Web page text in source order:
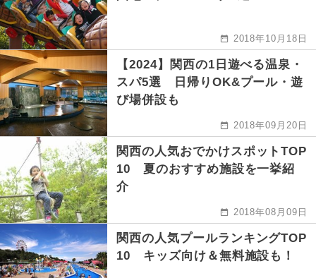
2018年10月18日
【2024】関西の1日遊べる温泉・
スパ5選 日帰りOK&プール・遊
び場併設も
2018年09月20日
関西の人気おでかけスポットTOP
10 夏のおすすめ施設を一挙紹
介
2018年08月09日
関西の人気プールランキングTOP
10 キッズ向け＆無料施設も！